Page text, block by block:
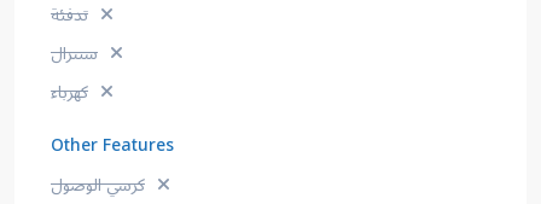
تدفئة
سنترال
كهرباء
Other Features
كرسي الوصول